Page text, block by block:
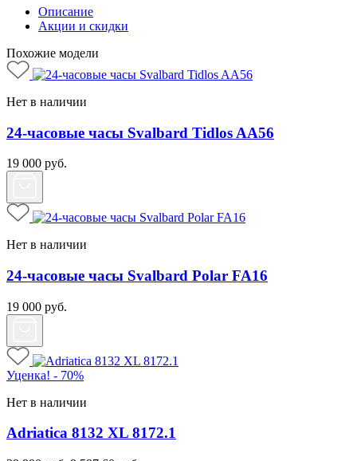
Описание
Акции и скидки
Похожие модели
Нет в наличии
24-часовые часы Svalbard Tidlos AA56
19 000 руб.
Нет в наличии
24-часовые часы Svalbard Polar FA16
19 000 руб.
Уценка! - 70%
Нет в наличии
Adriatica 8132 XL 8172.1